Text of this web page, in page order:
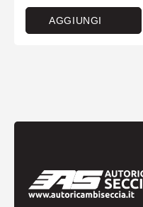
AGGIUNGI